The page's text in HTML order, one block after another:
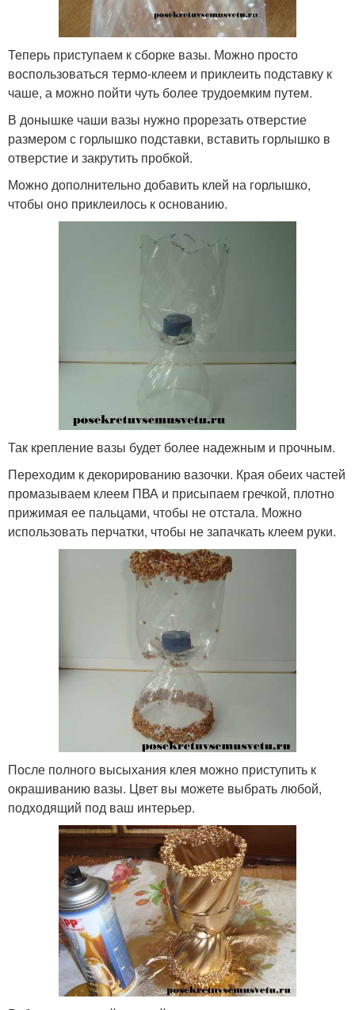
Теперь приступаем к сборке вазы. Можно просто
воспользоваться термо-клеем и приклеить подставку к
чаше, а можно пойти чуть более трудоемким путем.
В донышке чаши вазы нужно прорезать отверстие
размером с горлышко подставки, вставить горлышко в
отверстие и закрутить пробкой.
Можно дополнительно добавить клей на горлышко,
чтобы оно приклеилось к основанию.
Так крепление вазы будет более надежным и прочным.
Переходим к декорированию вазочки. Края обеих частей
промазываем клеем ПВА и присыпаем гречкой, плотно
прижимая ее пальцами, чтобы не отстала. Можно
использовать перчатки, чтобы не запачкать клеем руки.
После полного высыхания клея можно приступить к
окрашиванию вазы. Цвет вы можете выбрать любой,
подходящий под ваш интерьер.